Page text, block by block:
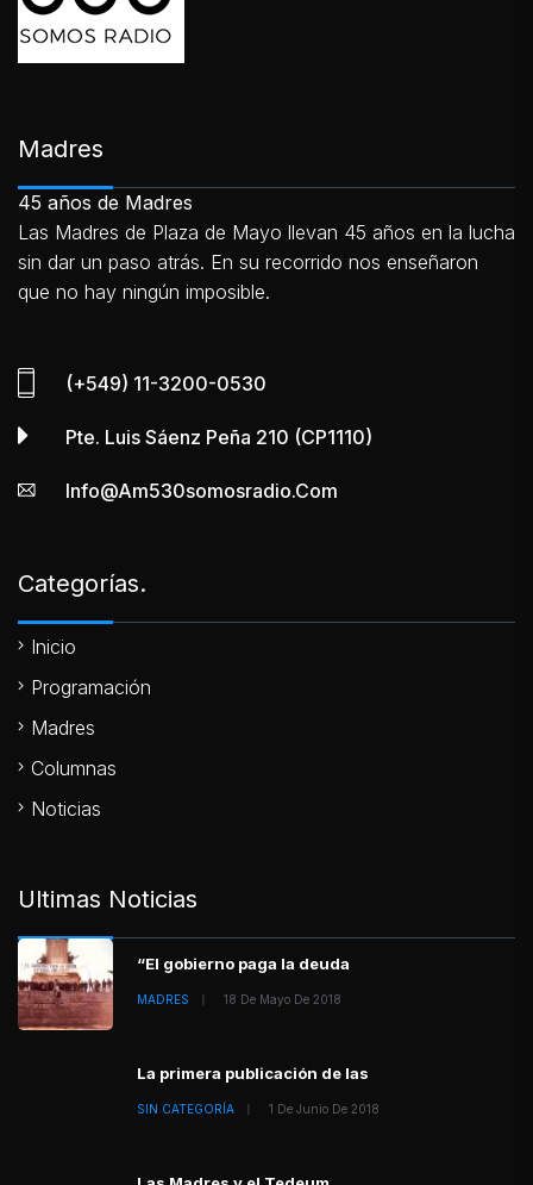
Madres
45 años de Madres
Las Madres de Plaza de Mayo llevan 45 años en la lucha
sin dar un paso atrás. En su recorrido nos enseñaron
que no hay ningún imposible.
(+549) 11-3200-0530
Pte. Luis Sáenz Peña 210 (CP1110)
Info@am530somosradio.com
Categorías.
Inicio
Programación
Madres
Columnas
Noticias
Ultimas Noticias
“El gobierno paga la deuda
MADRES 18 De Mayo De 2018
La primera publicación de las
SIN CATEGORÍA 1 De Junio De 2018